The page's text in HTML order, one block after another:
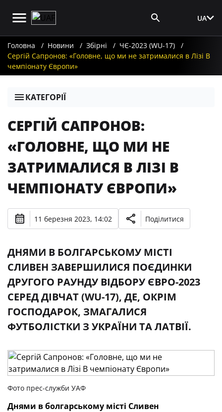
UA
Головна Новини Збірні
ЧЄ-2023 (WU-17)
Сергій Сапронов: «Головне, що ми не затрималися в Лізі В
чемпіонату Європи»
КАТЕГОРІЇ
СЕРГІЙ САПРОНОВ:
«ГОЛОВНЕ, ЩО МИ НЕ
ЗАТРИМАЛИСЯ В ЛІЗІ В
ЧЕМПІОНАТУ ЄВРОПИ»
11 березня 2023, 14:02 Поділитися
ДНЯМИ В БОЛГАРСЬКОМУ МІСТІ
СЛИВЕН ЗАВЕРШИЛИСЯ ПОЄДИНКИ
ДРУГОГО РАУНДУ ВІДБОРУ ЄВРО-2023
СЕРЕД ДІВЧАТ (WU-17), ДЕ, ОКРІМ
ГОСПОДАРОК, ЗМАГАЛИСЯ
ФУТБОЛІСТКИ З УКРАЇНИ ТА ЛАТВІЇ.
Фото прес-служби УАФ
Днями в болгарському місті Сливен